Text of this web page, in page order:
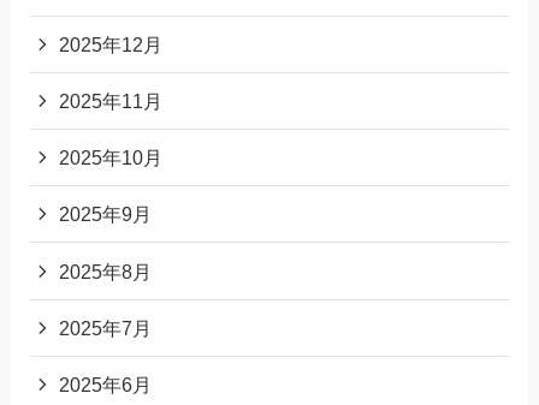
2025年12月
2025年11月
2025年10月
2025年9月
2025年8月
2025年7月
2025年6月